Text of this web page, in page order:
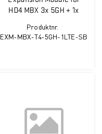
HD4 MBX 3x 5GH + 1x
Produktnr.
EXM-MBX-T4-5GH-1LTE-SB